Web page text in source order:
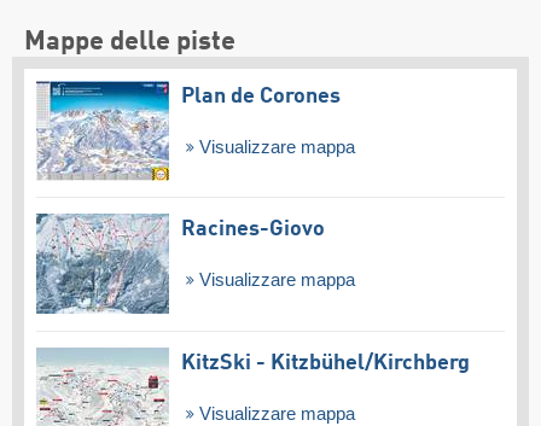
Mappe delle piste
Plan de Corones
Visualizzare mappa
Racines-Giovo
Visualizzare mappa
KitzSki - Kitzbühel/​Kirchberg
Visualizzare mappa